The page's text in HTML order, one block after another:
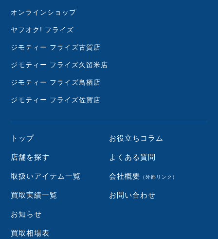
オンラインショップ
ヤフオク! フライズ
ジモティー フライズ古賀店
ジモティー フライズ久留米店
ジモティー フライズ鳥栖店
ジモティー フライズ佐賀店
トップ
店舗を探す
取扱いアイテム一覧
買取実績一覧
お知らせ
買取相場表
お役立ちコラム
よくある質問
会社概要 （外部リンク）
お問い合わせ